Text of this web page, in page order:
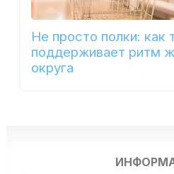
Не просто полки: как
поддерживает ритм
округа